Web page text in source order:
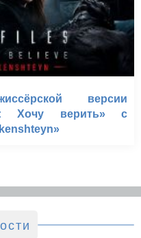
версии
Хочу верить» с